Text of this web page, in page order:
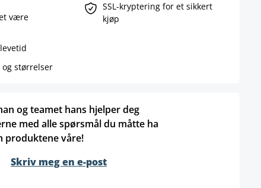
være
størrelser
SSL-kryptering for et sikkert
kjøp
og teamet hans hjelper deg
med alle spørsmål du måtte ha
produktene våre!
Skriv meg en e-post